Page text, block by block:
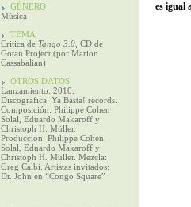
GÉNERO
Música
TEMA
Critica de Tango 3.0 , CD de
Gotan Project (por Marion
Cassabalian)
OTROS DATOS
Lanzamiento: 2010.
Discográfica: Ya Basta! records.
Composición: Philippe Cohen
Solal, Eduardo Makaroff y
Christoph H. Müller.
Producción: Philippe Cohen
Solal, Eduardo Makaroff y
Christoph H. Müller. Mezcla:
Greg Calbi. Artistas invitados:
Dr. John en “Congo Square”
es igual